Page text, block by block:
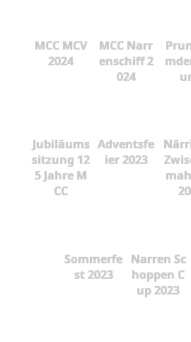
MCC MCV
2024
MCC Narr
enschiff 2
024
Jubiläums
sitzung 12
5 Jahre M
CC
Adventsfe
ier 2023
Sommerfe
st 2023
Narren Sc
hoppen C
up 2023